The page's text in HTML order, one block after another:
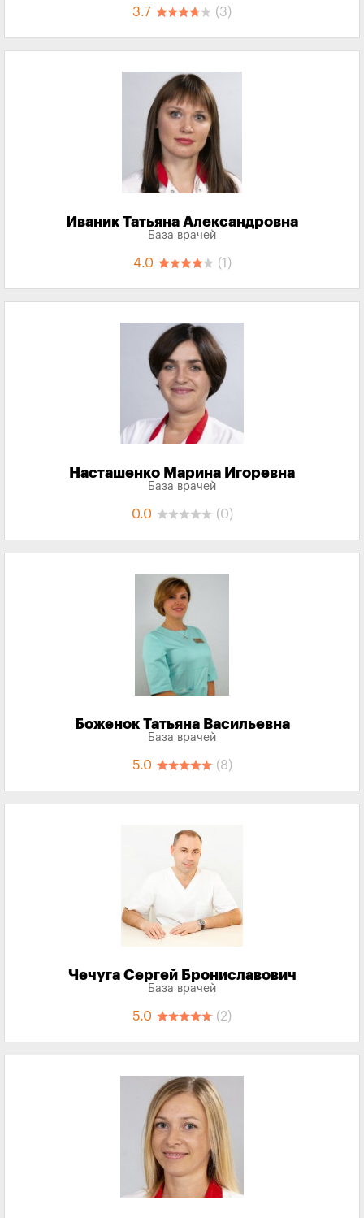
3.7 (3)
Иваник Татьяна Александровна
База врачей
4.0 (1)
Насташенко Марина Игоревна
База врачей
0.0 (0)
Боженок Татьяна Васильевна
База врачей
5.0 (8)
Чечуга Сергей Брониславович
База врачей
5.0 (2)